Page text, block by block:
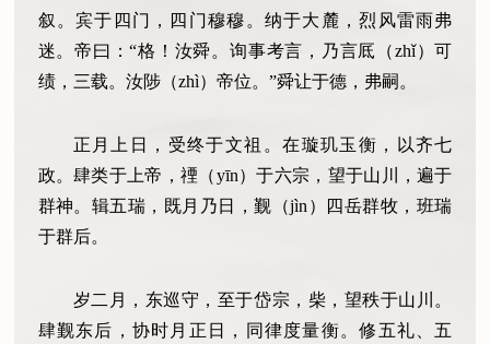
叙。宾于四门，四门穆穆。纳于大麓，烈风雷雨弗
迷。帝曰：“格！汝舜。询事考言，乃言厎（zhǐ）可
绩，三载。汝陟（zhì）帝位。”舜让于德，弗嗣。
正月上日，受终于文祖。在璇玑玉衡，以齐七
政。肆类于上帝，禋（yīn）于六宗，望于山川，遍于
群神。辑五瑞，既月乃日，觐（jìn）四岳群牧，班瑞
于群后。
岁二月，东巡守，至于岱宗，柴，望秩于山川。
肆觐东后，协时月正日，同律度量衡。修五礼、五